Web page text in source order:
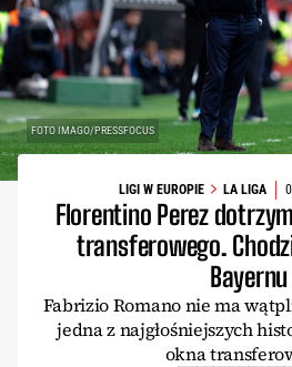
FOTO IMAGO/PRESSFOCUS
LIGI W EUROPIE LA LIGA
Florentino Perez
transferowego.
Bayernu
Fabrizio Romano nie ma
jedna z najgłośniejszych
okna